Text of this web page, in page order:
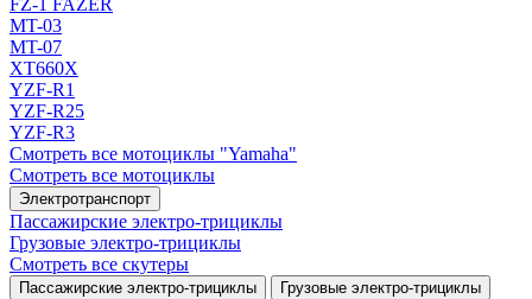
FZ-1 FAZER
MT-03
MT-07
XT660X
YZF-R1
YZF-R25
YZF-R3
Смотреть все мотоциклы "Yamaha"
Смотреть все мотоциклы
Электротранспорт
Пассажирские электро‑трициклы
Грузовые электро‑трициклы
Смотреть все скутеры
Пассажирские электро‑трициклы Грузовые электро‑трициклы